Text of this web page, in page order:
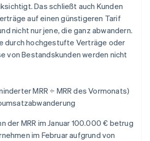
Das schließt auch Kunden
auf einen günstigeren Tarif
nicht nur jene, die ganz abwandern.
durch hochgestufte Verträge oder
von Bestandskunden werden nicht
MRR ÷ MRR des Vormonats)
der MRR im Januar 100.000 € betrug
im Februar aufgrund von